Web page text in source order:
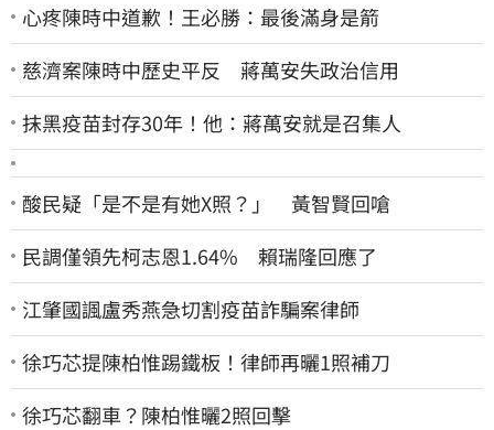
心疼陳時中道歉！王必勝：最後滿身是箭
慈濟案陳時中歷史平反 蔣萬安失政治信用
抹黑疫苗封存30年！他：蔣萬安就是召集人
酸民疑「是不是有她X照？」 黃智賢回嗆
民調僅領先柯志恩1.64% 賴瑞隆回應了
江肇國諷盧秀燕急切割疫苗詐騙案律師
徐巧芯提陳柏惟踢鐵板！律師再曬1照補刀
徐巧芯翻車？陳柏惟曬2照回擊